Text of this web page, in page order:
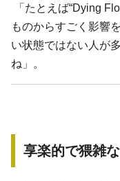
「たとえば“Dying
ものからすごく影響
い状態ではない人が
ね」。
享楽的で猥雑